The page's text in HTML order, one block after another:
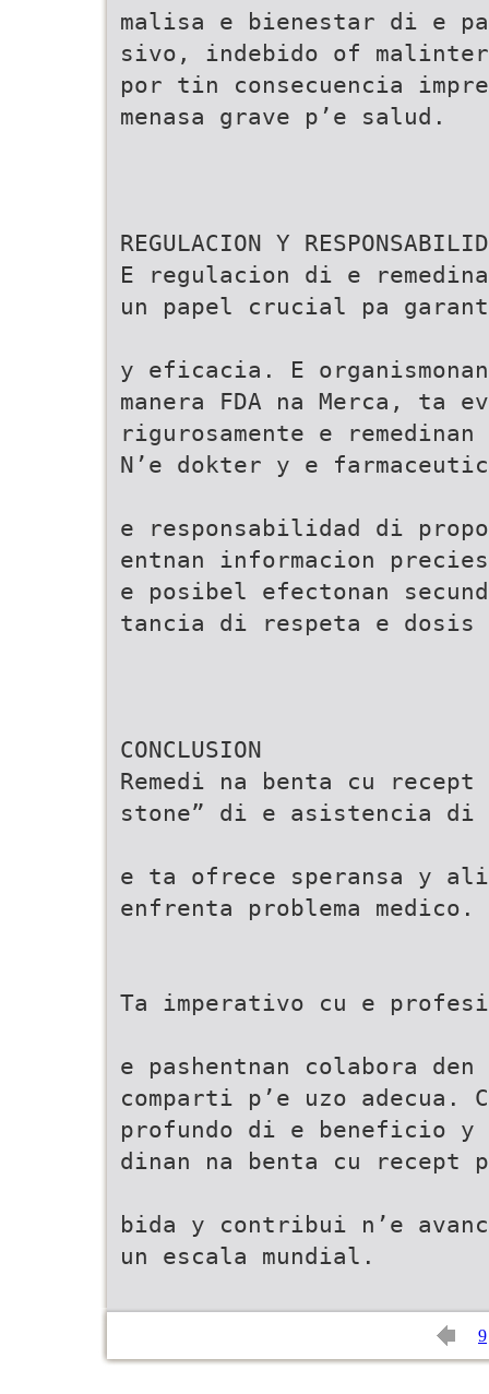
malisa e bienestar di e
sivo, indebido of
por tin consecuencia
menasa grave p’e salud.
REGULACION Y
E regulacion di e
un papel crucial pa
y eficacia. E
manera FDA na Merca, ta
rigurosamente e
N’e dokter y e
e responsabilidad di
entnan informacion
e posibel efectonan
tancia di respeta e
CONCLUSION
Remedi na benta cu
stone” di e asistencia di
e ta ofrece speransa y
enfrenta problema medico.
Ta imperativo cu e
e pashentnan colabora
comparti p’e uzo adecua.
profundo di e beneficio y
dinan na benta cu recept
bida y contribui n’e
un escala mundial.
9